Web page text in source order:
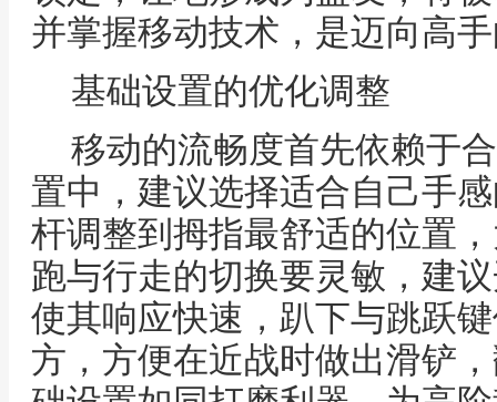
并掌握移动技术，是迈向高
基础设置的优化调整
移动的流畅度首先依赖于
置中，建议选择适合自己手
杆调整到拇指最舒适的位置
跑与行走的切换要灵敏，建
使其响应快速，趴下与跳跃
方，方便在近战时做出滑铲